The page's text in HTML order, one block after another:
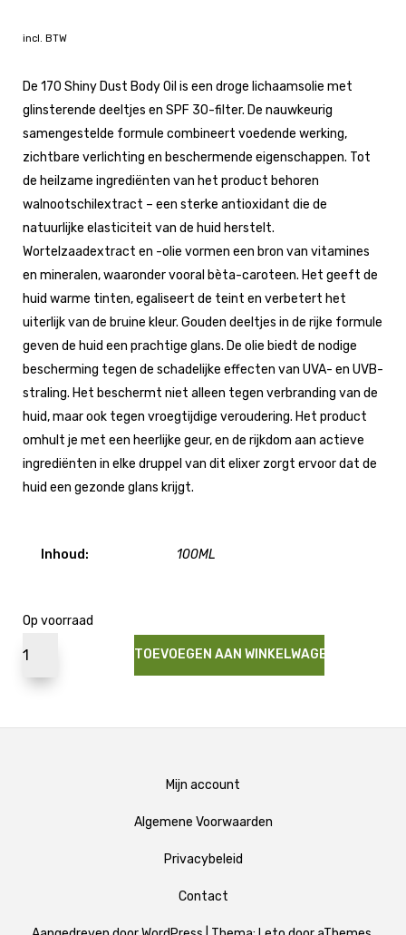
incl. BTW
De 170 Shiny Dust Body Oil is een droge lichaamsolie met
glinsterende deeltjes en SPF 30-filter. De nauwkeurig
samengestelde formule combineert voedende werking,
zichtbare verlichting en beschermende eigenschappen. Tot
de heilzame ingrediënten van het product behoren
walnootschilextract – een sterke antioxidant die de
natuurlijke elasticiteit van de huid herstelt.
Wortelzaadextract en -olie vormen een bron van vitamines
en mineralen, waaronder vooral bèta-caroteen. Het geeft de
huid warme tinten, egaliseert de teint en verbetert het
uiterlijk van de bruine kleur. Gouden deeltjes in de rijke formule
geven de huid een prachtige glans. De olie biedt de nodige
bescherming tegen de schadelijke effecten van UVA- en UVB-
straling. Het beschermt niet alleen tegen verbranding van de
huid, maar ook tegen vroegtijdige veroudering. Het product
omhult je met een heerlijke geur, en de rijkdom aan actieve
ingrediënten in elke druppel van dit elixer zorgt ervoor dat de
huid een gezonde glans krijgt.
Inhoud: 100ML
Op voorraad
TOEVOEGEN AAN WINKELWAGEN
Mijn account
Algemene Voorwaarden
Privacybeleid
Contact